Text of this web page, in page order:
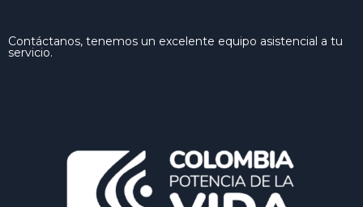
Contáctanos, tenemos un excelente equipo asistencial a tu
servicio.